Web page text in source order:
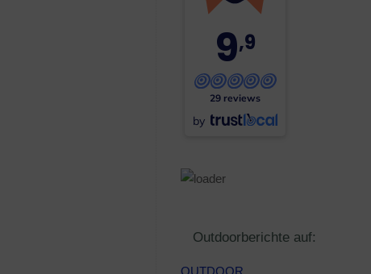
9,9
29 reviews
by
Outdoorberichte auf:
OUTDOOR